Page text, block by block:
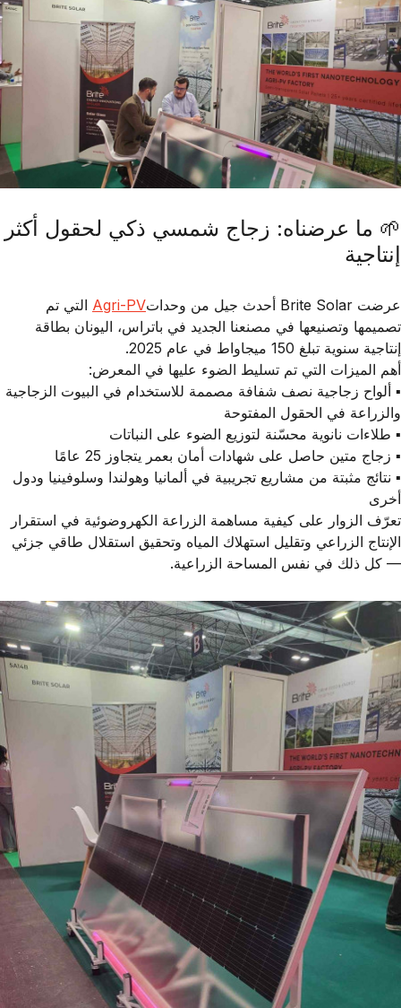
🌱 ما عرضناه: زجاج شمسي ذكي لحقول أكثر
إنتاجية
عرضت Brite Solar أحدث جيل من وحداتAgri-PV التي تم
تصميمها وتصنيعها في مصنعنا الجديد في باتراس، اليونان بطاقة
إنتاجية سنوية تبلغ 150 ميجاواط
في عام 2025.
أهم الميزات التي تم تسليط الضوء عليها في المعرض:
▪️ ألواح زجاجية نصف شفافة مصممة للاستخدام في البيوت الزجاجية
والزراعة في الحقول المفتوحة
▪️ طلاءات نانوية محسّنة لتوزيع الضوء على النباتات
▪️ زجاج متين حاصل على شهادات أمان بعمر يتجاوز 25 عامًا
▪️ نتائج مثبتة من مشاريع تجريبية في ألمانيا وهولندا وسلوفينيا ودول
أخرى
تعرّف الزوار على كيفية مساهمة الزراعة الكهروضوئية في استقرار
الإنتاج الزراعي وتقليل استهلاك المياه وتحقيق استقلال طاقي جزئي
— كل ذلك في نفس المساحة الزراعية.